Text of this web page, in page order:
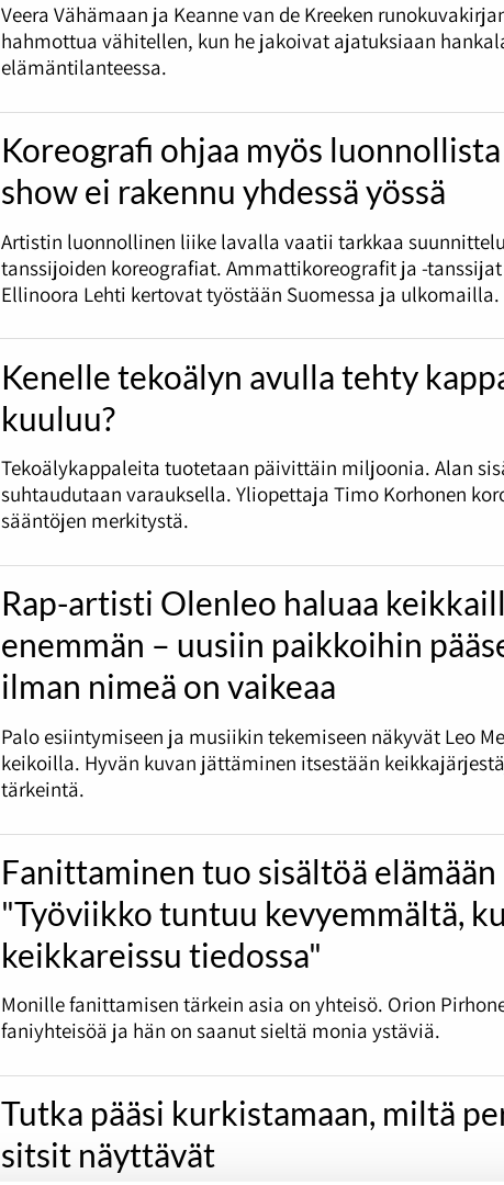
Veera Vähämaan ja Keanne van de Kreeken
hahmottua vähitellen, kun he jakoivat ajatuksiaan
elämäntilanteessa.
Koreografi ohjaa myös
show ei rakennu yhdessä yössä
Artistin luonnollinen liike lavalla vaatii tarkkaa
tanssijoiden koreografiat. Ammattikoreografit ja -
Ellinoora Lehti kertovat työstään Suomessa ja ulkomailla.
Kenelle tekoälyn avulla tehty
kuuluu?
Tekoälykappaleita tuotetaan päivittäin miljoonia. Alan
suhtaudutaan varauksella. Yliopettaja Timo Korhonen
sääntöjen merkitystä.
Rap-artisti Olenleo haluaa
enemmän – uusiin paikkoihin
ilman nimeä on vaikeaa
Palo esiintymiseen ja musiikin tekemiseen näkyvät Leo
keikoilla. Hyvän kuvan jättäminen itsestään
tärkeintä.
Fanittaminen tuo sisältöä elämään
"Työviikko tuntuu kevyemmältä,
keikkareissu tiedossa"
Monille fanittamisen tärkein asia on yhteisö. Orion
faniyhteisöä ja hän on saanut sieltä monia ystäviä.
Tutka pääsi kurkistamaan, miltä
sitsit näyttävät